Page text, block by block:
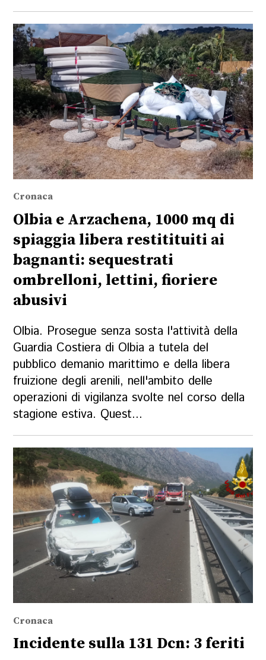
Cronaca
Olbia e Arzachena, 1000 mq di
spiaggia libera restitituiti ai
bagnanti: sequestrati
ombrelloni, lettini, fioriere
abusivi
Olbia. Prosegue senza sosta l'attività della
Guardia Costiera di Olbia a tutela del
pubblico demanio marittimo e della libera
fruizione degli arenili, nell'ambito delle
operazioni di vigilanza svolte nel corso della
stagione estiva. Quest...
Cronaca
Incidente sulla 131 Dcn: 3 feriti